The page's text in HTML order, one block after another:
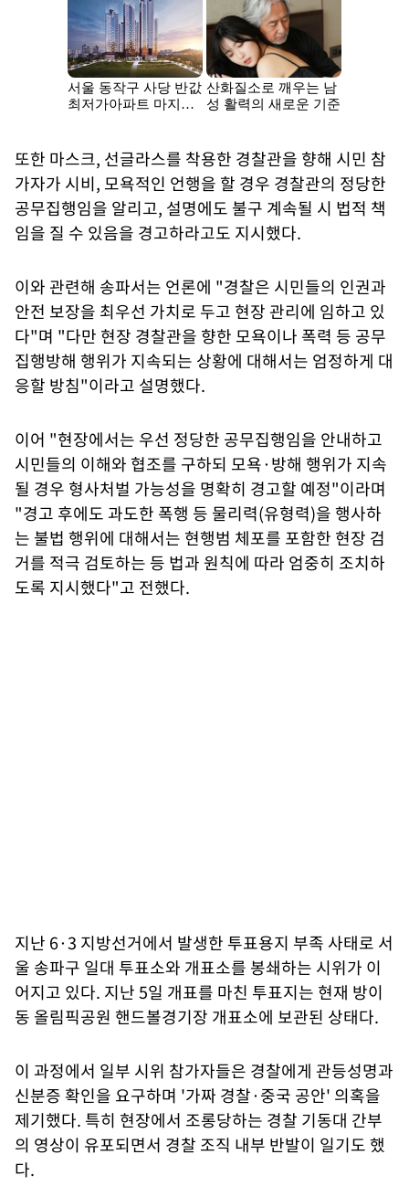
또한 마스크, 선글라스를 착용한 경찰관을 향해 시민 참
가자가 시비, 모욕적인 언행을 할 경우 경찰관의 정당한
공무집행임을 알리고, 설명에도 불구 계속될 시 법적 책
임을 질 수 있음을 경고하라고도 지시했다.
이와 관련해 송파서는 언론에 "경찰은 시민들의 인권과
안전 보장을 최우선 가치로 두고 현장 관리에 임하고 있
다"며 "다만 현장 경찰관을 향한 모욕이나 폭력 등 공무
집행방해 행위가 지속되는 상황에 대해서는 엄정하게 대
응할 방침"이라고 설명했다.
이어 "현장에서는 우선 정당한 공무집행임을 안내하고
시민들의 이해와 협조를 구하되 모욕·방해 행위가 지속
될 경우 형사처벌 가능성을 명확히 경고할 예정"이라며
"경고 후에도 과도한 폭행 등 물리력(유형력)을 행사하
는 불법 행위에 대해서는 현행범 체포를 포함한 현장 검
거를 적극 검토하는 등 법과 원칙에 따라 엄중히 조치하
도록 지시했다"고 전했다.
지난 6·3 지방선거에서 발생한 투표용지 부족 사태로 서
울 송파구 일대 투표소와 개표소를 봉쇄하는 시위가 이
어지고 있다. 지난 5일 개표를 마친 투표지는 현재 방이
동 올림픽공원 핸드볼경기장 개표소에 보관된 상태다.
이 과정에서 일부 시위 참가자들은 경찰에게 관등성명과
신분증 확인을 요구하며 '가짜 경찰·중국 공안' 의혹을
제기했다. 특히 현장에서 조롱당하는 경찰 기동대 간부
의 영상이 유포되면서 경찰 조직 내부 반발이 일기도 했
다.